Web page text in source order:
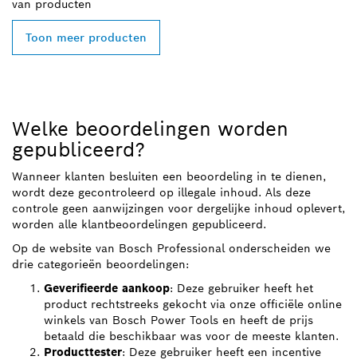
van producten
Toon meer producten
Welke beoordelingen worden
gepubliceerd?
Wanneer klanten besluiten een beoordeling in te dienen,
wordt deze gecontroleerd op illegale inhoud. Als deze
controle geen aanwijzingen voor dergelijke inhoud oplevert,
worden alle klantbeoordelingen gepubliceerd.
Op de website van Bosch Professional onderscheiden we
drie categorieën beoordelingen:
Geverifieerde aankoop: Deze gebruiker heeft het
product rechtstreeks gekocht via onze officiële online
winkels van Bosch Power Tools en heeft de prijs
betaald die beschikbaar was voor de meeste klanten.
Producttester: Deze gebruiker heeft een incentive